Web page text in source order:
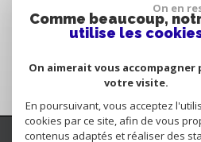
© 2026 | Tous droits réservés |
On en
Comme beaucoup,
utilise les
On aimerait vous accompagner
votre visite.
En poursuivant, vous acceptez
cookies par ce site, afin de vous
contenus adaptés et réaliser des